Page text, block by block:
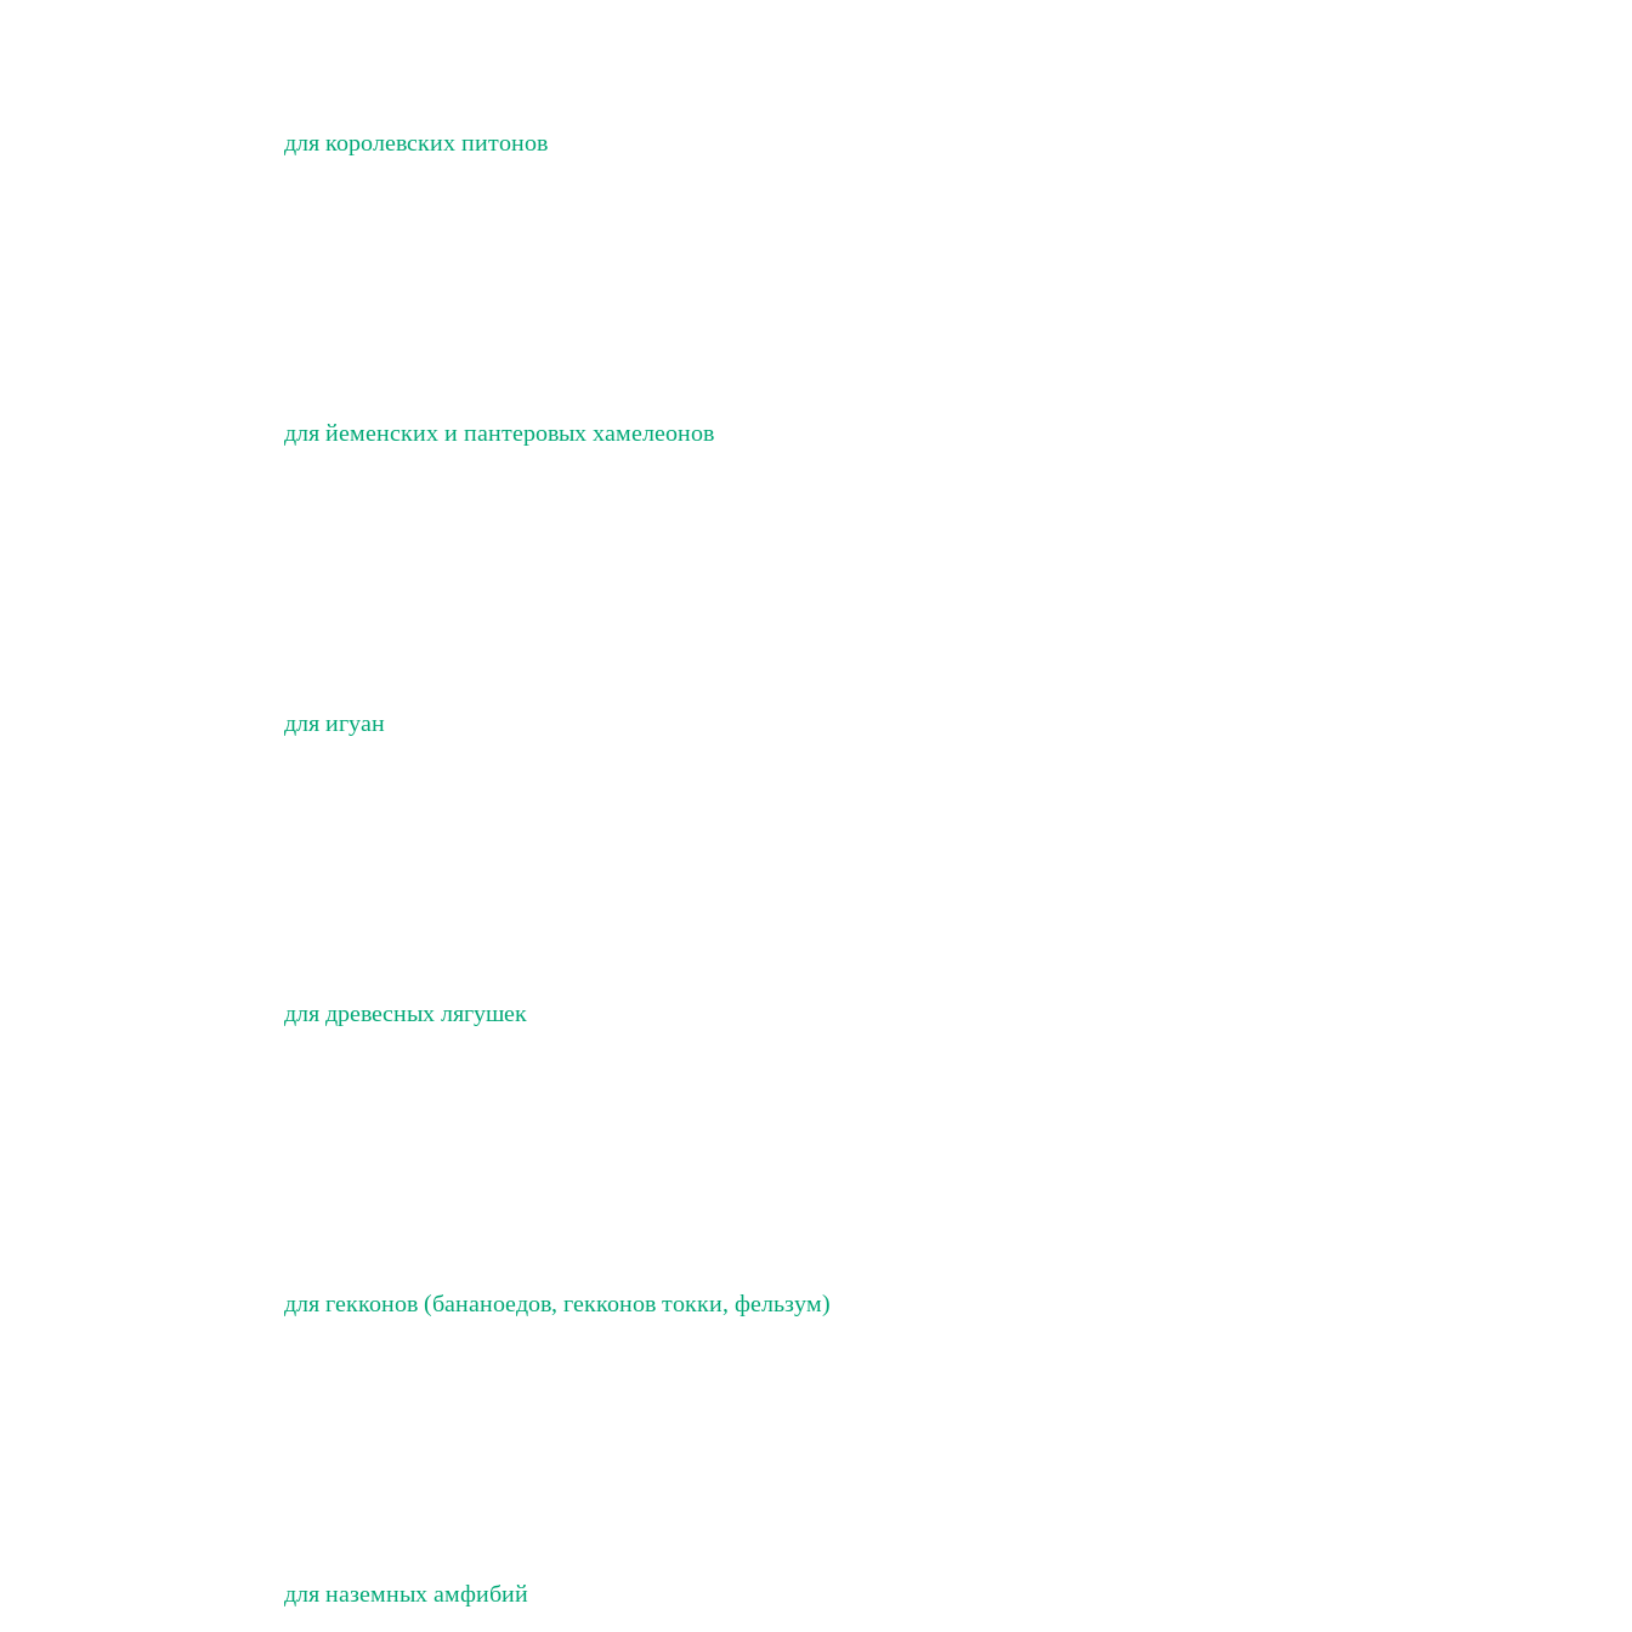
для королевских питонов
для йеменских и пантеровых хамелеонов
для игуан
для древесных лягушек
для гекконов (бананоедов, гекконов токки, фельзум)
для наземных амфибий